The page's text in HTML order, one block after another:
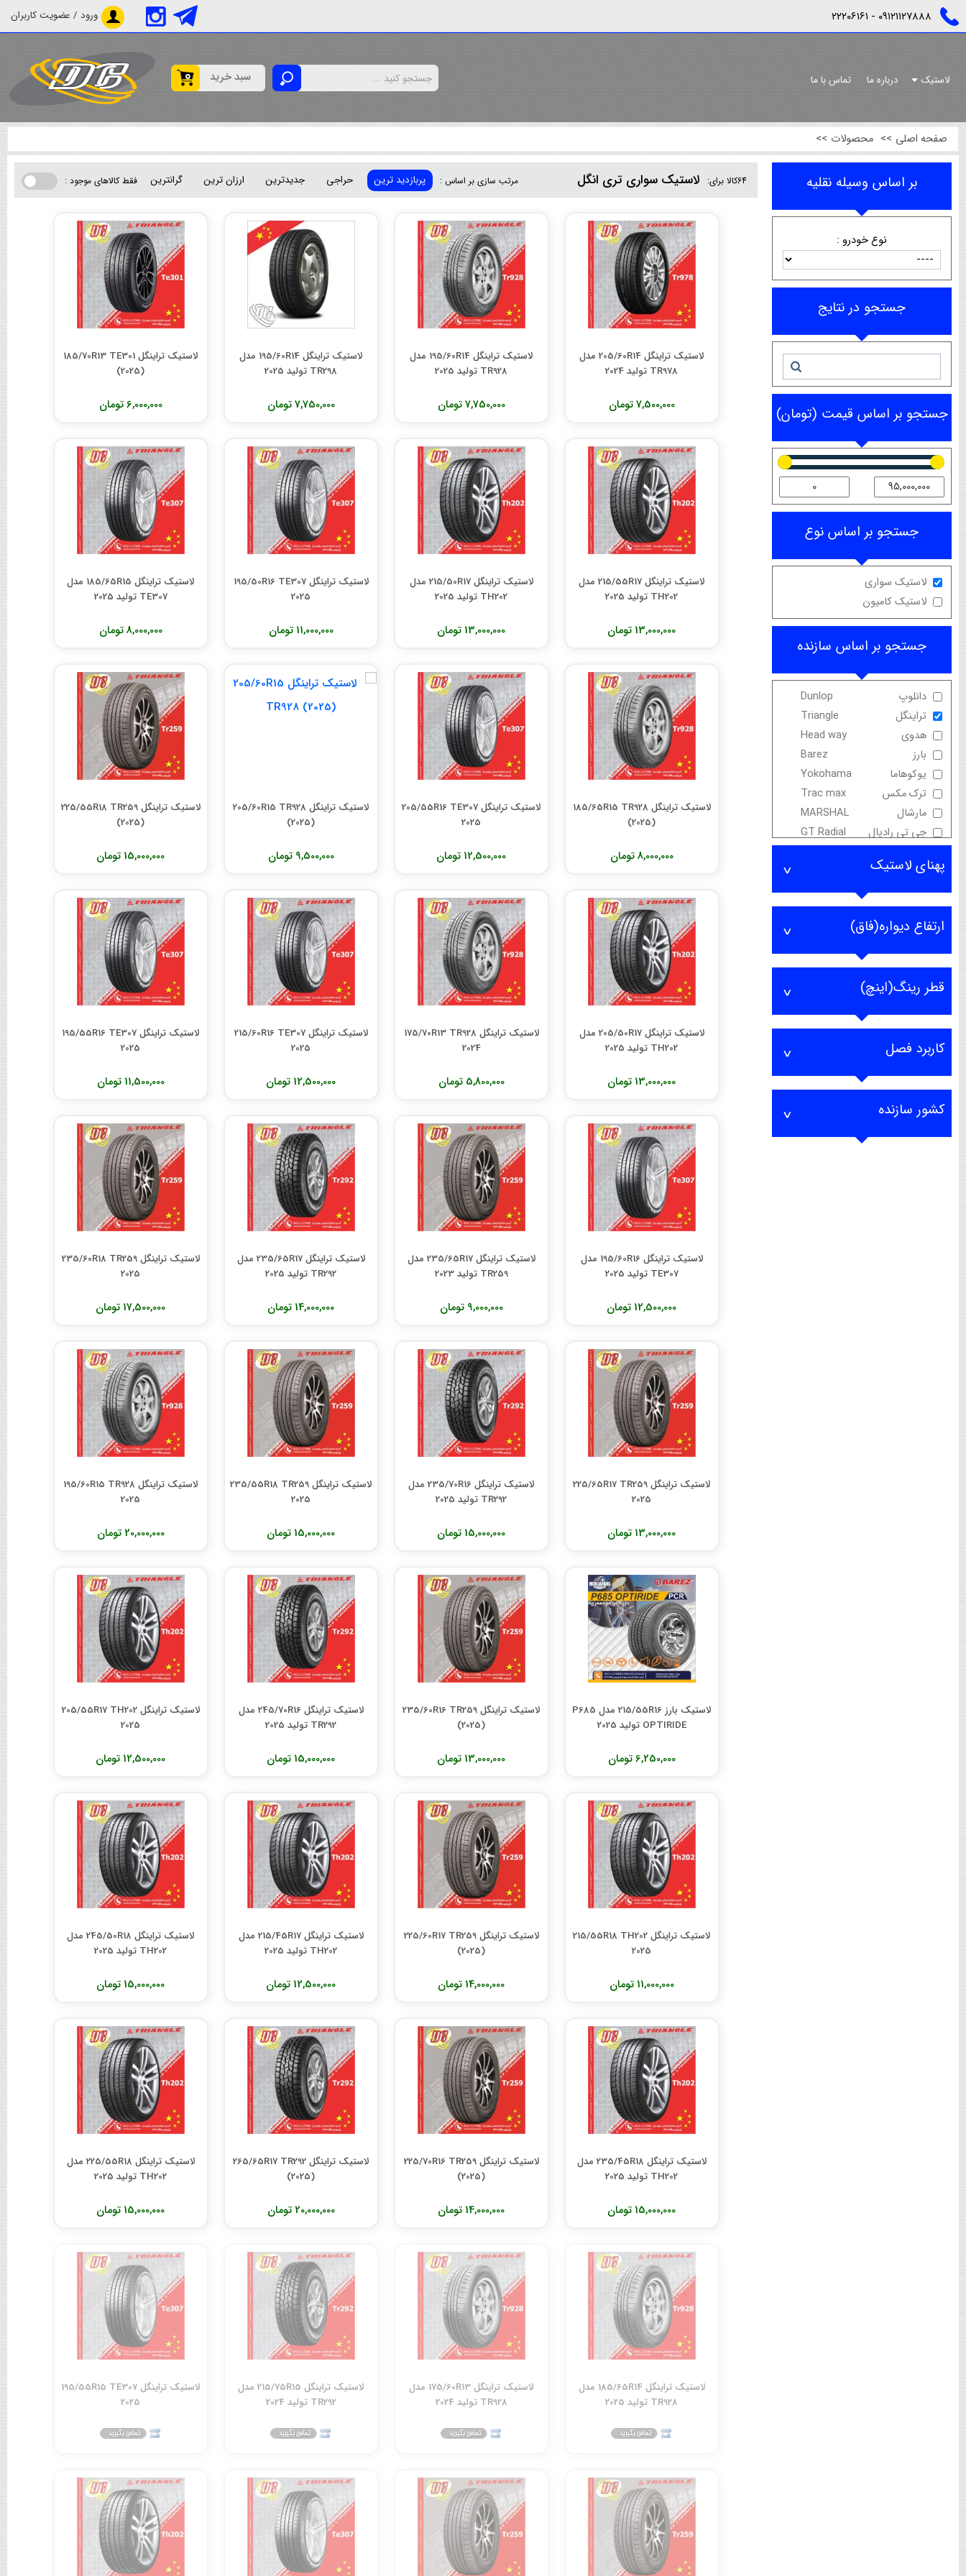
٠٩١٢١١٢٧٨٨٨ - ٢٢٢٠٦١٦١ ورود / عضویت کاربران
سبد خرید 0 لاستیک درباره ما تماس با ما
صفحه اصلی >> محصولات >>
بر اساس وسیله نقلیه
نوع خودرو :
جستجو در نتایج
جستجو بر اساس قیمت (تومان)
جستجو بر اساس نوع
لاستیک سواری
لاستیک کامیون
جستجو بر اساس سازنده
دانلوپ
Dunlop
تراینگل
Triangle
هدوی
Head way
بارز
Barez
یوکوهاما
Yokohama
ترک مکس
Trac max
مارشال
MARSHAL
جی تی رادیال
GT Radial
هانکوک
پهنای لاستیک
ارتفاع دیواره(فاق)
قطر رینگ(اینچ)
کاربرد فصل
کشور سازنده
64کالا برای: لاستیک سواری تری انگل مرتب سازی بر اساس : پربازدید ترین حراجی جدیدترین ارزان ترین گرانترین فقط کالاهای موجود :
لاستیک تراینگل 205/60R14 مدل
TR978 تولید 2024
7,500,000 تومان
لاستیک تراینگل 195/60R14 مدل
TR928 تولید 2025
7,750,000 تومان
لاستیک تراینگل 195/60R14 مدل
TR298 تولید 2025
7,750,000 تومان
لاستیک تراینگل 185/70R13 TE301
(2025)
6,000,000 تومان
لاستیک تراینگل 215/55R17 مدل
TH202 تولید 2025
13,000,000 تومان
لاستیک تراینگل 215/50R17 مدل
TH202 تولید 2025
13,000,000 تومان
لاستیک تراینگل 195/50R16 TE307
2025
11,000,000 تومان
لاستیک تراینگل 185/65R15 مدل
TE307 تولید 2025
8,000,000 تومان
لاستیک تراینگل 185/65R15 TR928
(2025)
8,000,000 تومان
لاستیک تراینگل 205/55R16 TE307
2025
12,500,000 تومان
لاستیک تراینگل 205/60R15 TR928
(2025)
9,500,000 تومان
لاستیک تراینگل 225/55R18 TR259
(2025)
15,000,000 تومان
لاستیک تراینگل 205/50R17 مدل
TH202 تولید 2025
13,000,000 تومان
لاستیک تراینگل 175/70R13 TR928
2024
5,800,000 تومان
لاستیک تراینگل 215/60R16 TE307
2025
12,500,000 تومان
لاستیک تراینگل 195/55R16 TE307
2025
11,500,000 تومان
لاستیک تراینگل 195/60R16 مدل
TE307 تولید 2025
12,500,000 تومان
لاستیک تراینگل 235/65R17 مدل
TR259 تولید 2023
9,000,000 تومان
لاستیک تراینگل 235/65R17 مدل
TR292 تولید 2025
14,000,000 تومان
لاستیک تراینگل 235/60R18 TR259
2025
17,500,000 تومان
لاستیک تراینگل 225/65R17 TR259
2025
13,000,000 تومان
لاستیک تراینگل 235/70R16 مدل
TR292 تولید 2025
15,000,000 تومان
لاستیک تراینگل 235/55R18 TR259
2025
15,000,000 تومان
لاستیک تراینگل 195/60R15 TR928
2025
20,000,000 تومان
لاستیک بارز 215/55R16 مدل P685
OPTIRIDE تولید 2025
6,250,000 تومان
لاستیک تراینگل 235/60R16 TR259
(2025)
13,000,000 تومان
لاستیک تراینگل 245/70R16 مدل
TR292 تولید 2025
15,000,000 تومان
لاستیک تراینگل 205/55R17 TH202
2025
12,500,000 تومان
لاستیک تراینگل 215/55R18 TH202
2025
11,000,000 تومان
لاستیک تراینگل 225/60R17 TR259
(2025)
14,000,000 تومان
لاستیک تراینگل 215/45R17 مدل
TH202 تولید 2025
12,500,000 تومان
لاستیک تراینگل 245/50R18 مدل
TH202 تولید 2025
15,000,000 تومان
لاستیک تراینگل 235/45R18 مدل
TH202 تولید 2025
15,000,000 تومان
لاستیک تراینگل 225/70R16 TR259
(2025)
14,000,000 تومان
لاستیک تراینگل 265/65R17 TR292
(2025)
20,000,000 تومان
لاستیک تراینگل 225/55R18 مدل
TH202 تولید 2025
15,000,000 تومان
لاستیک تراینگل 185/65R14 مدل
TR928 تولید 2025
لاستیک تراینگل 175/60R13 مدل
TR928 تولید 2024
لاستیک تراینگل 215/75R15 مدل
TR292 تولید 2024
لاستیک تراینگل 195/55R15 TE307
2025